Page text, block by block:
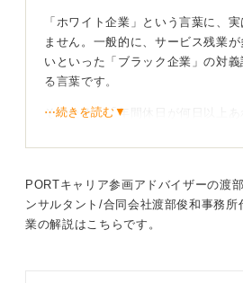
「ホワイト企業」という言葉に、
ません。一般的に、サービス残業
いといった「ブラック企業」の対
る言葉です。
そのため、「年間休日が何日以上あ
「どれくらい休めれば満足なのか
もし休日日数だけで判断するので
120日以上あると、公務員と同じく
⋯続きを読む▼
PORTキャリア参画アドバイザーの渡
ンサルタント/合同会社渡部俊和事務所
業の解説はこちらです。